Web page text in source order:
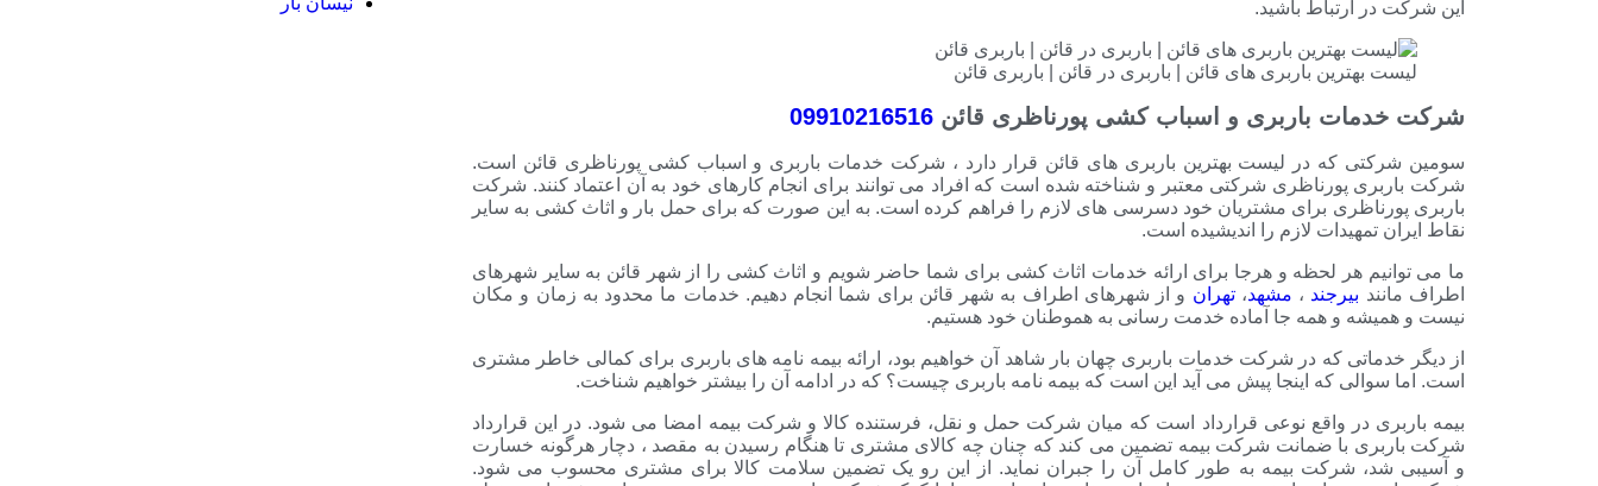
این شرکت در ارتباط باشید.
لیست بهترین باربری های قائن | باربری در قائن | باربری قائن
شرکت خدمات باربری و اسباب کشی پورناظری قائن 09910216516
سومین شرکتی که در لیست بهترین باربری های قائن قرار دارد ، شرکت خدمات باربری و اسباب کشی پورناظری قائن است.
شرکت باربری پورناظری شرکتی معتبر و شناخته شده است که افراد می توانند برای انجام کارهای خود به آن اعتماد کنند. شرکت
باربری پورناظری برای مشتریان خود دسرسی های لازم را فراهم کرده است. به این صورت که برای حمل بار و اثاث کشی به سایر
نقاط ایران تمهیدات لازم را اندیشیده است.
ما می توانیم هر لحظه و هرجا برای ارائه خدمات اثاث کشی برای شما حاضر شویم و اثاث کشی را از شهر قائن به سایر شهرهای
اطراف مانند بیرجند ، مشهد،تهران و از شهرهای اطراف به شهر قائن برای شما انجام دهیم. خدمات ما محدود به زمان و مکان
نیست و همیشه و همه جا آماده خدمت رسانی به هموطنان خود هستیم.
از دیگر خدماتی که در شرکت خدمات باربری چهان بار شاهد آن خواهیم بود، ارائه بیمه نامه های باربری برای کمالی خاطر مشتری
است. اما سوالی که اینجا پیش می آید این است که بیمه نامه باربری چیست؟ که در ادامه آن را بیشتر خواهیم شناخت.
بیمه باربری در واقع نوعی قرارداد است که میان شرکت حمل و نقل، فرستنده کالا و شرکت بیمه امضا می شود. در این قرارداد
شرکت باربری با ضمانت شرکت بیمه تضمین می کند که چنان چه کالای مشتری تا هنگام رسیدن به مقصد ، دچار هرگونه خسارت
و آسیبی شد، شرکت بیمه به طور کامل آن را جبران نماید. از این رو یک تضمین سلامت کالا برای مشتری محسوب می شود.